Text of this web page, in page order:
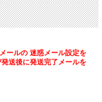
ールの 迷惑メール設定を
送後に発送完了メールを